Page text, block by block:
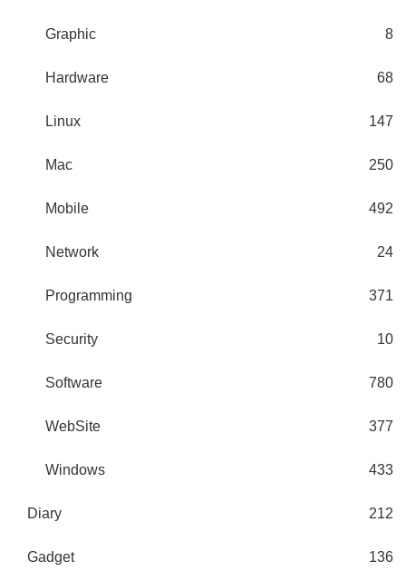
Graphic 8
Hardware 68
Linux 147
Mac 250
Mobile 492
Network 24
Programming 371
Security 10
Software 780
WebSite 377
Windows 433
Diary 212
Gadget 136